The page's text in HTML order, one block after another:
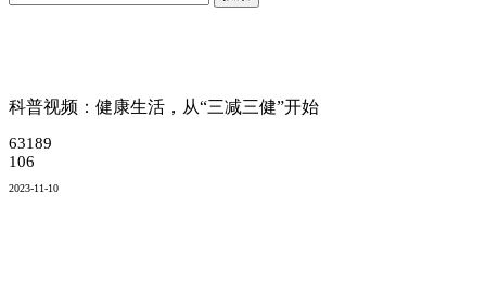
科普视频：健康生活，从“三减三健”开始
63189
106
2023-11-10